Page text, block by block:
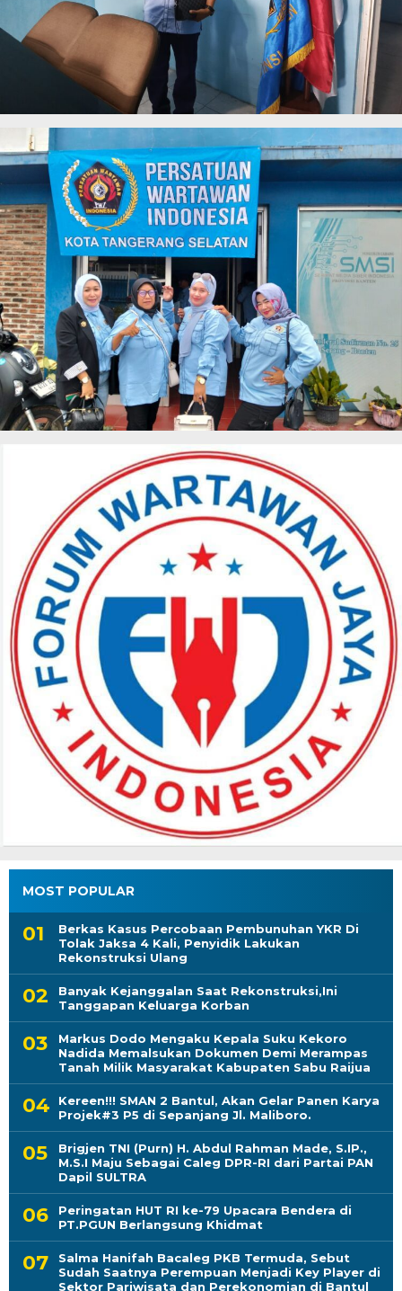
MOST POPULAR
Berkas Kasus Percobaan Pembunuhan YKR Di
Tolak Jaksa 4 Kali, Penyidik Lakukan
Rekonstruksi Ulang
Banyak Kejanggalan Saat Rekonstruksi,Ini
Tanggapan Keluarga Korban
Markus Dodo Mengaku Kepala Suku Kekoro
Nadida Memalsukan Dokumen Demi Merampas
Tanah Milik Masyarakat Kabupaten Sabu Raijua
Kereen!!! SMAN 2 Bantul, Akan Gelar Panen Karya
Projek#3 P5 di Sepanjang Jl. Maliboro.
Brigjen TNI (Purn) H. Abdul Rahman Made, S.IP.,
M.S.I Maju Sebagai Caleg DPR-RI dari Partai PAN
Dapil SULTRA
Peringatan HUT RI ke-79 Upacara Bendera di
PT.PGUN Berlangsung Khidmat
Salma Hanifah Bacaleg PKB Termuda, Sebut
Sudah Saatnya Perempuan Menjadi Key Player di
Sektor Pariwisata dan Perekonomian di Bantul